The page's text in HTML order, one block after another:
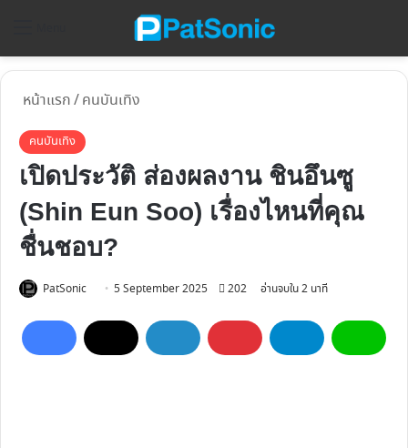
หน้าแรก/คนบันเทิง
คนบันเทิง
เปิดประวัติ ส่องผลงาน ชินอึนซู
(Shin Eun Soo) เรื่องไหนที่คุณ
ชื่นชอบ?
PatSonic
Follow5 September 2025 202 อ่านจบใน 2 นาที